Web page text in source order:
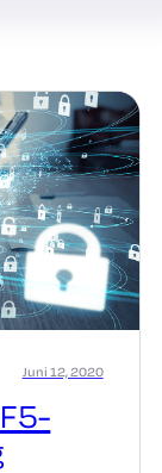
Juni 12, 2020